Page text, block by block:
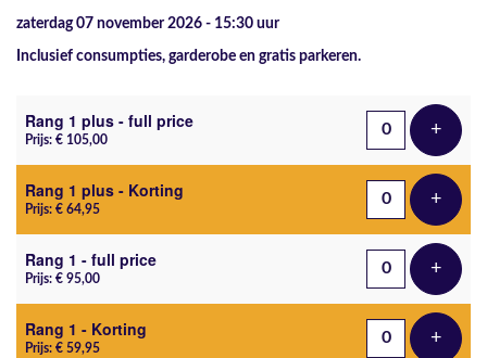
zaterdag 07 november 2026 - 15:30 uur
Inclusief consumpties, garderobe en gratis parkeren.
Rang 1 plus - full price
Prijs: € 105,00 +Voeg
Rang 1 plus - Korting
Prijs: € 64,95 +Voeg
Rang 1 - full price
Prijs: € 95,00 +Voeg
Rang 1 - Korting
Prijs: € 59,95 +Voeg